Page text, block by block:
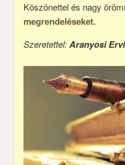
Köszönettel és nagy
megrendeléseket.
Szeretettel:Aranyosi